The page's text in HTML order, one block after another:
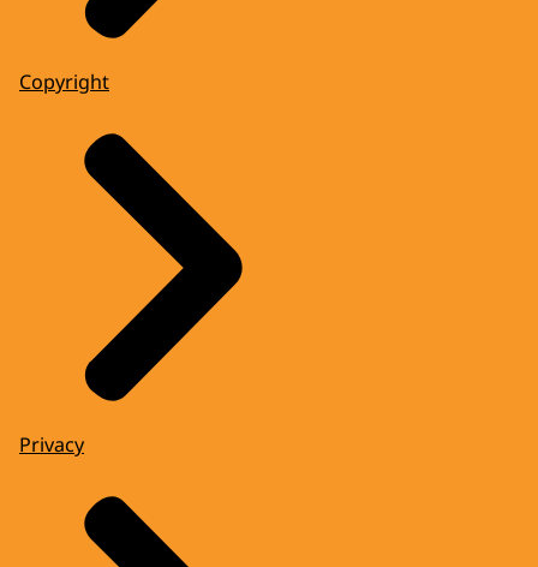
Copyright
Privacy